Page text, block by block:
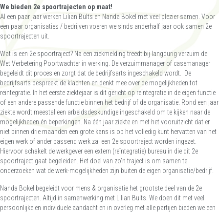
We bieden 2e spoortrajecten op maat!
Al een paar jaar werken Lilian Bults en Nanda Bokel met veel plezier samen. Voor
een paar organisaties / bedrijven voeren we sinds anderhalf jaar ook samen 2e
spoortrajecten uit.
Wat is een 2e spoortraject? Na een ziekmelding treedt bij langdurig verzuim de
Wet Verbetering Poortwachter in werking. De verzuimmanager of casemanager
begeleidt dit proces en zorgt dat de bedrijfsarts ingeschakeld wordt. De
bedrijfsarts bespreekt de klachten en denkt mee over de mogelijkheden tot
reïntegratie. In het eerste ziektejaar is dit gericht op reïntegratie in de eigen functie
of een andere passende functie binnen het bedrijf of de organisatie. Rond een jaar
ziekte wordt meestal een arbeidsdeskundige ingeschakeld om te kijken naar de
mogelijkheden én beperkingen. Na één jaar ziekte en met het vooruitzicht dat er
niet binnen drie maanden een grote kans is op het volledig kunt hervatten van het
eigen werk of ander passend werk zal een 2e spoortraject worden ingezet.
Hiervoor schakelt de werkgever een extern (reïntegratie) bureau in die dit 2e
spoortraject gaat begeleiden. Het doel van zo’n traject is om samen te
onderzoeken wat de werk-mogelijkheden zijn buiten de eigen organisatie/bedrijf.
Nanda Bokel begeleidt voor mens & organisatie het grootste deel van de 2e
spoortrajecten. Altijd in samenwerking met Lilian Bults. We doen dit met veel
persoonlijke en individuele aandacht en in overleg met alle partijen bieden we een